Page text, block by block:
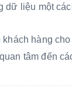
dữ liệu một
hàng
tâm đến